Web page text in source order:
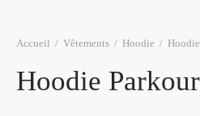
Accueil / Vêtements / Hoodie /
Hoodie